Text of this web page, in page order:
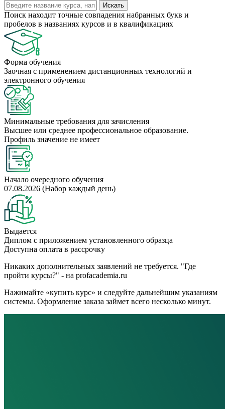
Искать
Поиск находит точные совпадения набранных букв и
пробелов в названиях курсов и в квалификациях
Форма обучения
Заочная с применением дистанционных технологий и
электронного обучения
Минимальные требования для зачисления
Высшее или среднее профессиональное образование.
Профиль значение не имеет
Начало очередного обучения
07.08.2026 (Набор каждый день)
Выдается
Диплом с приложением установленного образца
Доступна оплата в рассрочку
Никаких дополнительных заявлений не требуется. "Где
пройти курсы?" - на profacademia.ru
Нажимайте «купить курс» и следуйте дальнейшим указаниям
системы. Оформление заказа займет всего несколько минут.